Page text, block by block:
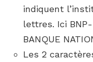
indiquent
lettres. Ici BNP-
BANQUE
Les 2